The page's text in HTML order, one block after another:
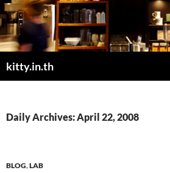
Skip
to
content
kitty.in.th
Daily Archives: April 22, 2008
BLOG,LAB